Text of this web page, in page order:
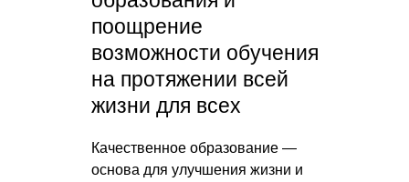
поощрение
возможности обучения
на протяжении всей
жизни для всех
Качественное образование —
основа для улучшения жизни и